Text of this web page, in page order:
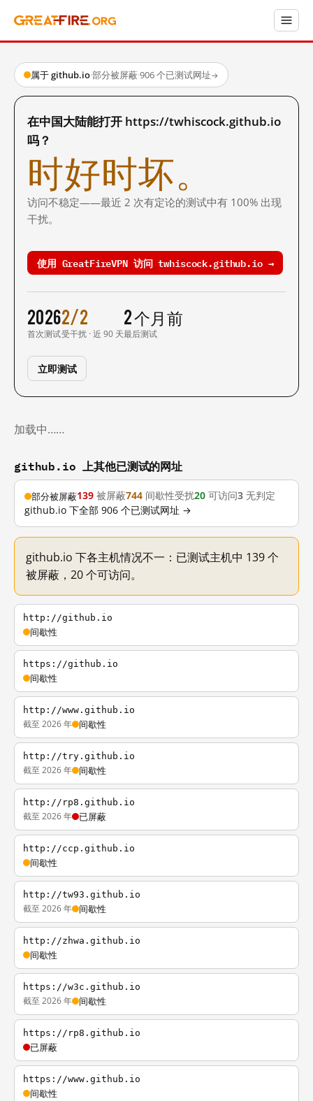
属于 github.io·部分被屏蔽·906 个已测试网址→
在中国大陆能打开 https://twhiscock.github.io
吗？
时好时坏。
访问不稳定——最近 2 次有定论的测试中有 100% 出现
干扰。
使用 GreatFireVPN 访问 twhiscock.github.io →
2026
首次测试
2/2
受干扰 · 近 90 天
2 个月前
最后测试
立即测试
加载中……
github.io 上其他已测试的网址
部分被屏蔽139 被屏蔽744 间歇性受扰20 可访问3 无判定
github.io 下全部 906 个已测试网址 →
github.io 下各主机情况不一：已测试主机中 139 个
被屏蔽，20 个可访问。
http://github.io
间歇性
https://github.io
间歇性
http://www.github.io
截至 2026 年 间歇性
http://try.github.io
截至 2026 年 间歇性
http://rp8.github.io
截至 2026 年 已屏蔽
http://ccp.github.io
间歇性
http://tw93.github.io
截至 2026 年 间歇性
http://zhwa.github.io
间歇性
https://w3c.github.io
截至 2026 年 间歇性
https://rp8.github.io
已屏蔽
https://www.github.io
间歇性